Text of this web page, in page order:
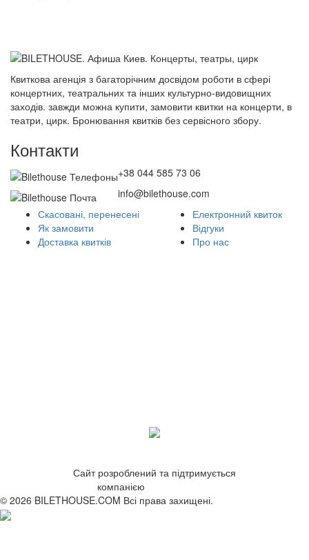
Квиткова агенція з багаторічним досвідом роботи в сфері
концертних, театральних та інших культурно-видовищних
заходів. завжди можна купити, замовити квитки на концерти, в
театри, цирк. Бронювання квитків без сервісного збору.
Контакти
+38 044 585 73 06
info@bilethouse.com
Скасовані, перенесені
Як замовити
Доставка квитків
Електронний квиток
Відгуки
Про нас
Сайт розроблений та підтримується
компанією
© 2026 BILETHOUSE.COM Всі права захищені.